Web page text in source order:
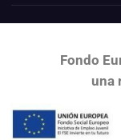
Fondo
una